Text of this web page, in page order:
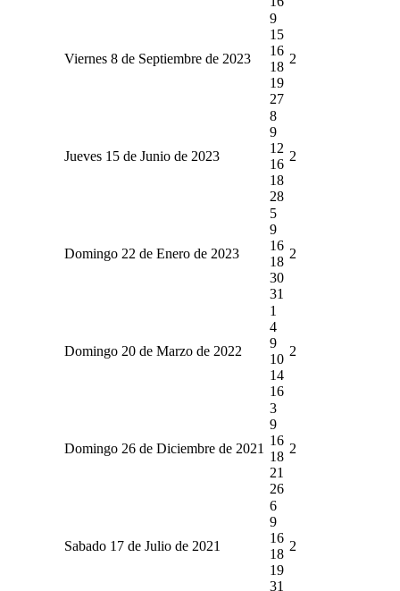
Viernes 8 de Septiembre de 2023
9
15
16
18
19
27
2
Jueves 15 de Junio de 2023
8
9
12
16
18
28
2
Domingo 22 de Enero de 2023
5
9
16
18
30
31
2
Domingo 20 de Marzo de 2022
1
4
9
10
14
16
2
Domingo 26 de Diciembre de 2021
3
9
16
18
21
26
2
Sabado 17 de Julio de 2021
6
9
16
18
19
31
2